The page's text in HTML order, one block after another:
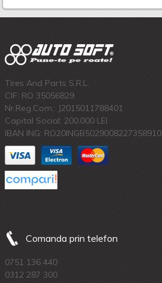
Tires And Parts S.R.L.
CIF: RO 35056829
Nr.Reg.Com.: J2015011788401
Capital Social: 200.000 LEI
IBAN ING: RO20INGB5029008227358910
Comanda prin telefon
0751 136 440
0312 287 300